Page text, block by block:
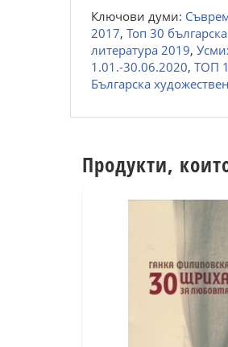
Ключови думи:
2017, Топ 30
литература 2019,
1.01.-30.06.2020, ТОП
Българска
Продукти,